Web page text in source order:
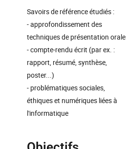
Savoirs de référence étudiés :
- approfondissement des
techniques de présentation orale
- compte-rendu écrit (par ex. :
rapport, résumé, synthèse,
poster...)
- problématiques sociales,
éthiques et numériques liées à
l'informatique